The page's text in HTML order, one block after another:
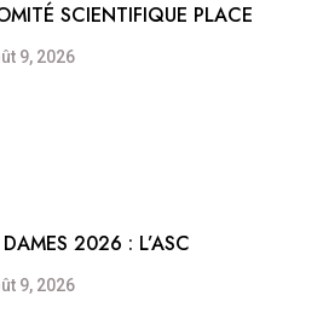
SCIENTIFIQUE PLACE
9, 2026
2026 : L’ASC
9, 2026